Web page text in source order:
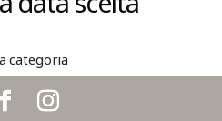
categoria